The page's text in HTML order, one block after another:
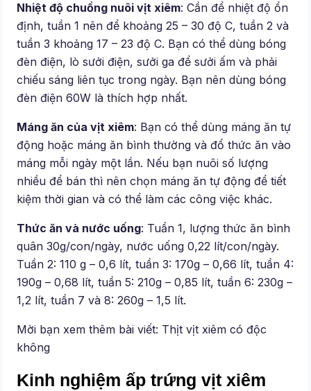
Nhiệt độ chuồng nuôi vịt xiêm: Cần để nhiệt độ ổn
định, tuần 1 nên để khoảng 25 – 30 độ C, tuần 2 và
tuần 3 khoảng 17 – 23 độ C. Bạn có thể dùng bóng
đèn điện, lò sưởi điện, sưởi ga để sưởi ấm và phải
chiếu sáng liên tục trong ngày. Bạn nên dùng bóng
đèn điện 60W là thích hợp nhất.
Máng ăn của vịt xiêm: Bạn có thể dùng máng ăn tự
động hoặc máng ăn bình thường và đổ thức ăn vào
máng mỗi ngày một lần. Nếu bạn nuôi số lượng
nhiều để bán thì nên chọn máng ăn tự động để tiết
kiệm thời gian và có thể làm các công việc khác.
Thức ăn và nước uống: Tuần 1, lượng thức ăn bình
quân 30g/con/ngày, nước uống 0,22 lít/con/ngày.
Tuần 2: 110 g – 0,6 lít, tuần 3: 170g – 0,66 lít, tuần 4:
190g – 0,68 lít, tuần 5: 210g – 0,85 lít, tuần 6: 230g –
1,2 lít, tuần 7 và 8: 260g – 1,5 lít.
Mời bạn xem thêm bài viết: Thịt vịt xiêm có độc
không
Kinh nghiệm ấp trứng vịt xiêm